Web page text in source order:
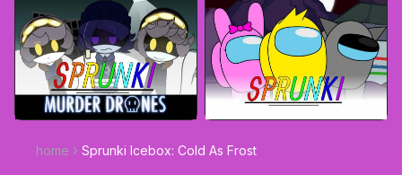
home Sprunki Icebox: Cold As Frost